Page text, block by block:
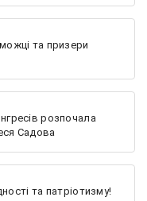
та призери
розпочала
Садова
та патріотизму!